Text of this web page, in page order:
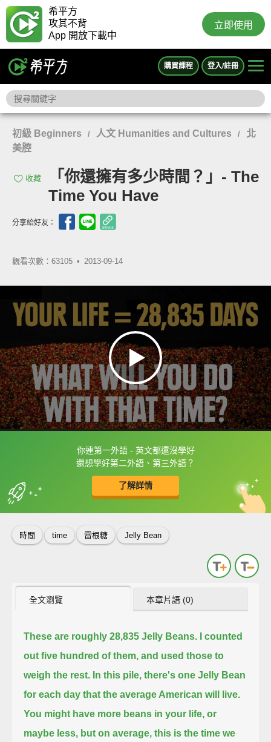
希平方
攻其不背
App 開放下載中
立即使用
購買課程 登入/註冊
初級 Beginners / 人文 Humanities and Cultures /
北
美腔
收藏
「你還擁有多少時間？」- The
Time You Have
分享給好友：
觀看次數：63105 • 2013-09-14
你連第一外語 - 英文都還沒學好
還想學好第二外語、第三外語？
了解詳情
框選或點兩下字幕可以直接查字典喔！
收錄佳句 中
英
時間 time 雷根糖 Jelly Bean
全文瀏覽 本章片語 (0)
These are roughly 28,835 Jelly Beans.
I counted
out five hundred of them, and used those to
weigh the rest. In this pile, there's one Jelly Bean
for each day that the average American will live.
You might have more beans in your life, or
maybe less, but on average, this is the time we